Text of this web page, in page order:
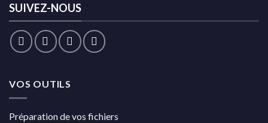
SUIVEZ-NOUS
VOS OUTILS
Préparation de vos fichiers